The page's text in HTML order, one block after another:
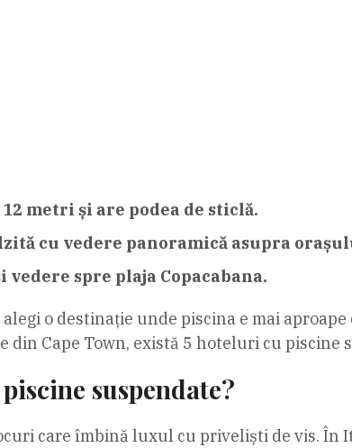
metri și are podea de sticlă.
cu vedere panoramică asupra
spre plaja Copacabana.
alegi o destinație unde piscina e mai
Cape Town, există 5 hoteluri cu piscine
suspendate?
care îmbină luxul cu priveliști de vis. În